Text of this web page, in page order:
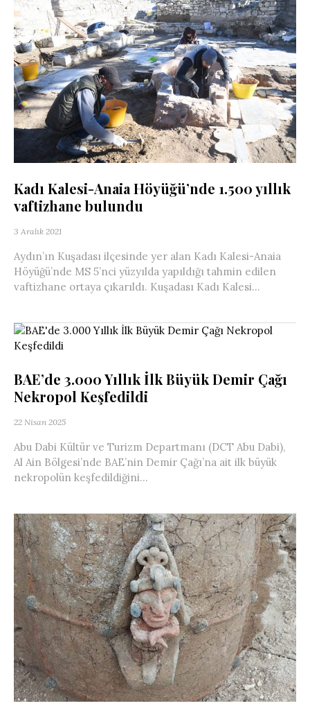
Kadı Kalesi-Anaia Höyüğü’nde 1.500 yıllık
vaftizhane bulundu
3 Aralık 2021
Aydın’ın Kuşadası ilçesinde yer alan Kadı Kalesi-Anaia
Höyüğü’nde MS 5’nci yüzyılda yapıldığı tahmin edilen
vaftizhane ortaya çıkarıldı. Kuşadası Kadı Kalesi...
BAE’de 3.000 Yıllık İlk Büyük Demir Çağı
Nekropol Keşfedildi
22 Nisan 2025
Abu Dabi Kültür ve Turizm Departmanı (DCT Abu Dabi),
Al Ain Bölgesi’nde BAE’nin Demir Çağı’na ait ilk büyük
nekropolün keşfedildiğini...